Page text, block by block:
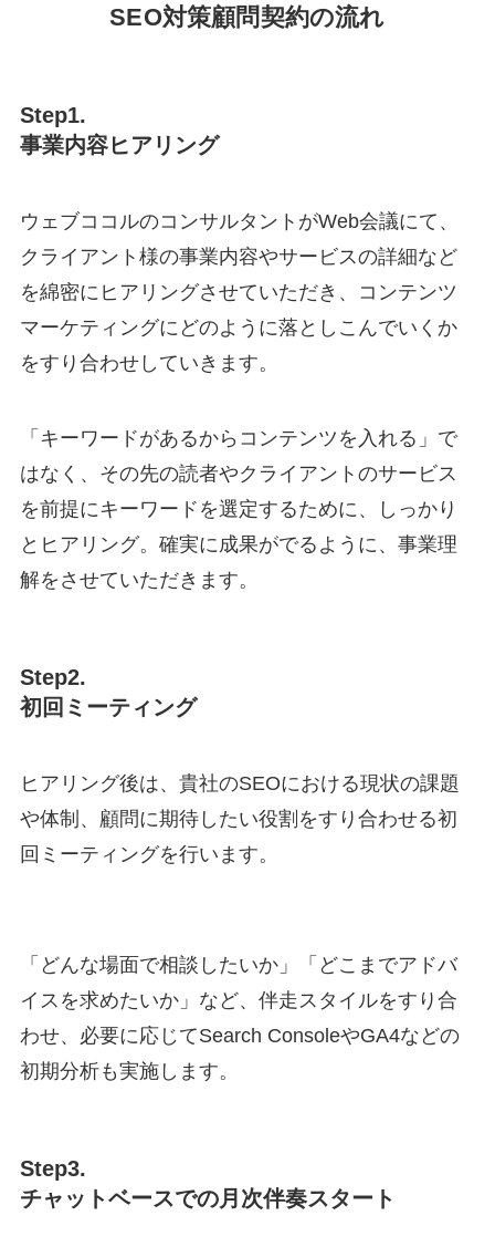
SEO対策顧問契約の流れ
Step1.
事業内容ヒアリング
ウェブココルのコンサルタントがWeb会議にて、
クライアント様の事業内容やサービスの詳細など
を綿密にヒアリングさせていただき、コンテンツ
マーケティングにどのように落としこんでいくか
をすり合わせしていきます。
「キーワードがあるからコンテンツを入れる」で
はなく、その先の読者やクライアントのサービス
を前提にキーワードを選定するために、しっかり
とヒアリング。確実に成果がでるように、事業理
解をさせていただきます。
Step2.
初回ミーティング
ヒアリング後は、貴社のSEOにおける現状の課題
や体制、顧問に期待したい役割をすり合わせる初
回ミーティングを行います。
「どんな場面で相談したいか」「どこまでアドバ
イスを求めたいか」など、伴走スタイルをすり合
わせ、必要に応じてSearch ConsoleやGA4などの
初期分析も実施します。
Step3.
チャットベースでの月次伴奏スタート